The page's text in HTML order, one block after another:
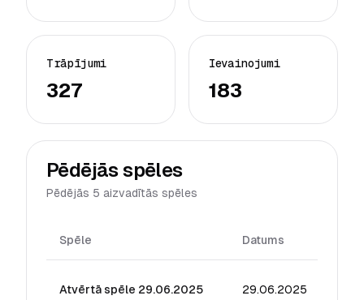
Trāpījumi
327
Ievainojumi
183
Pēdējās spēles
Pēdējās 5 aizvadītās spēles
Spēle Datums
Atvērtā spēle 29.06.2025 29.06.2025